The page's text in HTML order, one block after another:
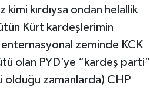
kırdıysa ondan helallik
Kürt kardeşlerimin
zeminde KCK
olan PYD’ye “kardeş parti”
olduğu zamanlarda) CHP